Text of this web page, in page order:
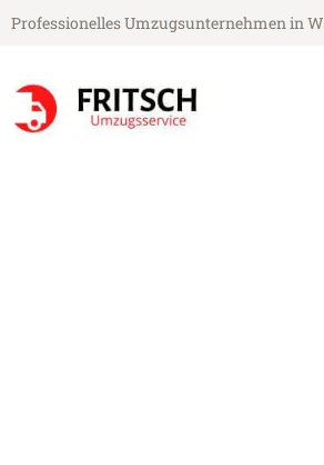
Professionelles Umzugsunternehmen in